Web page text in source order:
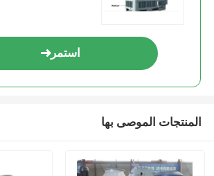
استمر
المنتجات الموصى بها